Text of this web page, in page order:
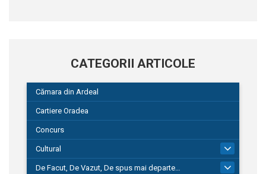
CATEGORII ARTICOLE
Cămara din Ardeal
Cartiere Oradea
Concurs
Cultural
De Facut, De Vazut, De spus mai departe…
580